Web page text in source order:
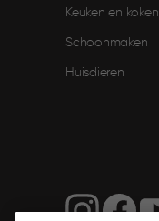
Keuken en koken
Schoonmaken
Huisdieren